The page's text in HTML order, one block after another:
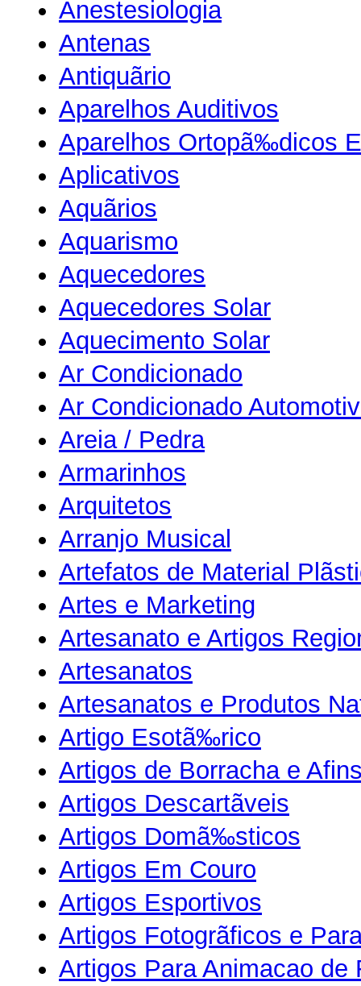
Anestesiologia
Antenas
Antiquãrio
Aparelhos Auditivos
Aparelhos Ortopã‰dicos
Aplicativos
Aquãrios
Aquarismo
Aquecedores
Aquecedores Solar
Aquecimento Solar
Ar Condicionado
Ar Condicionado
Areia / Pedra
Armarinhos
Arquitetos
Arranjo Musical
Artefatos de Material
Artes e Marketing
Artesanato e Artigos
Artesanatos
Artesanatos e Produtos
Artigo Esotã‰rico
Artigos de Borracha e
Artigos Descartãveis
Artigos Domã‰sticos
Artigos Em Couro
Artigos Esportivos
Artigos Fotogrãficos e
Artigos Para Animacao de